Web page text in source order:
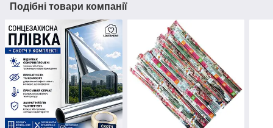
Подібні товари компанії